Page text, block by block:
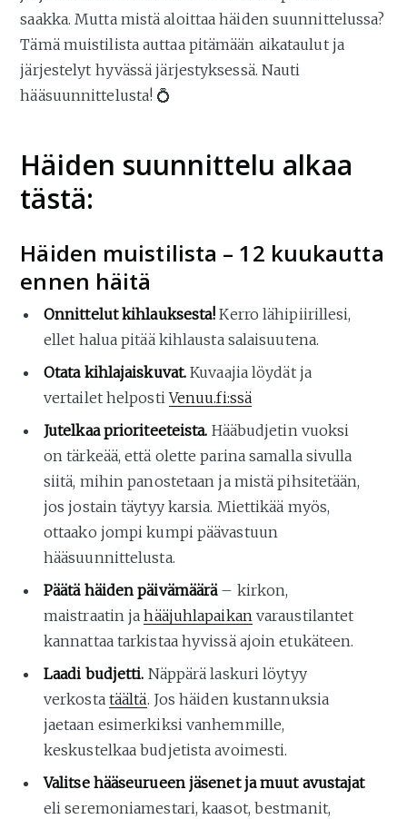
saakka. Mutta mistä aloittaa häiden suunnittelussa?
Tämä muistilista auttaa pitämään aikataulut ja
järjestelyt hyvässä järjestyksessä. Nauti
hääsuunnittelusta! 💍
Häiden suunnittelu alkaa
tästä:
Häiden muistilista – 12 kuukautta
ennen häitä
Onnittelut kihlauksesta! Kerro lähipiirillesi,
ellet halua pitää kihlausta salaisuutena.
Otata kihlajaiskuvat. Kuvaajia löydät ja
vertailet helpostiVenuu.fi:ssä
Jutelkaa prioriteeteista. Hääbudjetin vuoksi
on tärkeää, että olette parina samalla sivulla
siitä, mihin panostetaan ja mistä pihsitetään,
jos jostain täytyy karsia. Miettikää myös,
ottaako jompi kumpi päävastuun
hääsuunnittelusta.
Päätä häiden päivämäärä – kirkon,
maistraatin jahääjuhlapaikanvaraustilantet
kannattaa tarkistaa hyvissä ajoin etukäteen.
Laadi budjetti. Näppärä laskuri löytyy
verkosta täältä. Jos häiden kustannuksia
jaetaan esimerkiksi vanhemmille,
keskustelkaa budjetista avoimesti.
Valitse hääseurueen jäsenet ja muut avustajat
eli seremoniamestari, kaasot, bestmanit,